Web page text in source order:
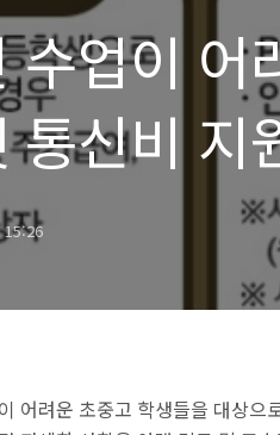
수업이 어
통신비 지
어려운 초중고 학생들을 대상으